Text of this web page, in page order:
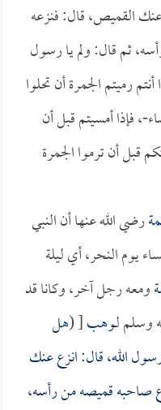
القميص، قال: فنزعه
ثم قال: ولم يا رسول
رميتم الجمرة أن تحلوا
، فإذا أمسيتم قبل أن
قبل أن ترموا الجمرة
رضي الله عنها أن النبي
يوم النحر، أي ليلة
ومعه رجل آخر، وكانا قد
وسلم لـوهب[ (هل
الله، قال: انزع عنك
صاحبه قميصه من رأسه،